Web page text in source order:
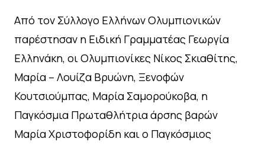
Από τον Σύλλογο Ελλήνων Ολυμπιονικών
παρέστησαν η Ειδική Γραμματέας Γεωργία
Ελληνάκη, οι Ολυμπιονίκες Νίκος Σκιαθίτης,
Μαρία – Λουίζα Βρυώνη, Ξενοφών
Κουτσιούμπας, Μαρία Σαμορούκοβα, η
Παγκόσμια Πρωταθλήτρια άρσης βαρών
Μαρία Χριστοφορίδη και ο Παγκόσμιος